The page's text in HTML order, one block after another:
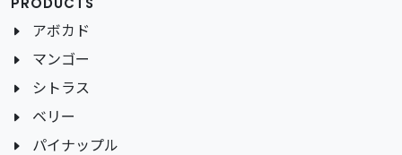
アボカド
マンゴー
シトラス
ベリー
パイナップル